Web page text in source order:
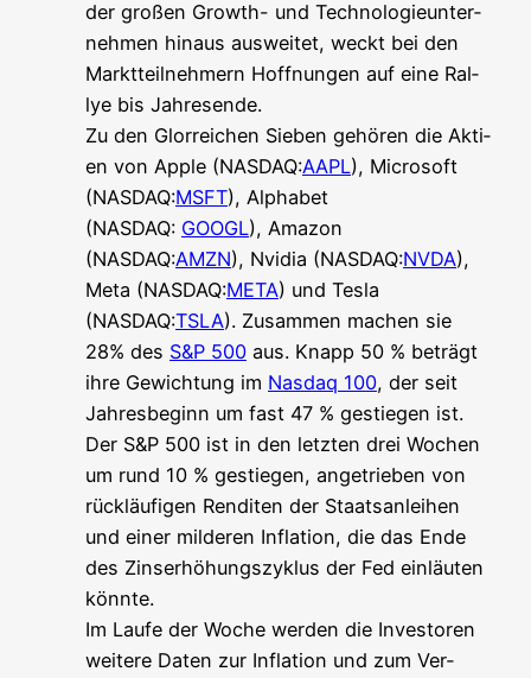
der gro­ßen Growth- und Tech­no­lo­gie­un­ter­
neh­men hin­aus aus­wei­tet, weckt bei den
Markt­teil­neh­mern Hoff­nun­gen auf eine Ral­
lye bis Jah­res­en­de.
Zu den Glor­rei­chen Sie­ben gehö­ren die Akti­
en von Apple (NASDAQ:AAPL), Micro­soft
(NASDAQ:MSFT), Alpha­bet
(NASDAQ: GOOGL), Ama­zon
(NASDAQ:AMZN), Nvi­dia (NASDAQ:NVDA),
Meta (NASDAQ:META) und Tes­la
(NASDAQ:TSLA). Zusam­men machen sie
28% des S&P 500 aus. Knapp 50 % beträgt
ihre Gewich­tung im Nasdaq 100, der seit
Jah­res­be­ginn um fast 47 % gestie­gen ist.
Der S&P 500 ist in den letz­ten drei Wochen
um rund 10 % gestie­gen, ange­trie­ben von
rück­läu­fi­gen Ren­di­ten der Staats­an­lei­hen
und einer mil­de­ren Infla­ti­on, die das Ende
des Zins­er­hö­hungs­zy­klus der Fed ein­läu­ten
könn­te.
Im Lau­fe der Woche wer­den die Inves­to­ren
wei­te­re Daten zur Infla­ti­on und zum Ver­